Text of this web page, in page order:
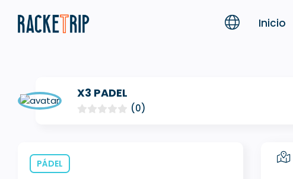
Inicio
X3 PADEL
(0)
PÁDEL